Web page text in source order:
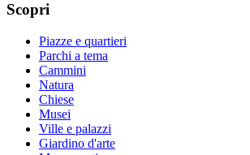
Scopri
Piazze e quartieri
Parchi a tema
Cammini
Natura
Chiese
Musei
Ville e palazzi
Giardino d'arte